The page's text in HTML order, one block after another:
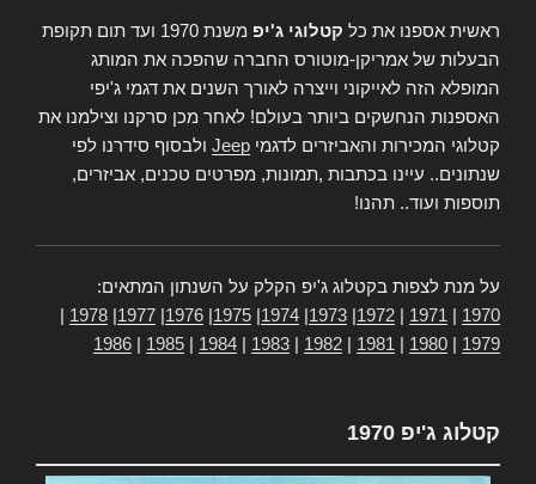
ראשית אספנו את כל קטלוגי ג'יפ
משנת 1970 ועד תום תקופת
הבעלות של אמריקן-מוטורס החברה שהפכה את המותג
המופלא הזה לאייקוני וייצרה לאורך השנים את דגמי ג'יפי
האספנות הנחשקים ביותר בעולם! לאחר מכן סרקנו וצילמנו את
קטלוגי המכירות והאביזרים לדגמי Jeep ולבסוף סידרנו לפי
שנתונים.. עיינו בכתבות ,תמונות, מפרטים טכנים, אביזרים,
תוספות ועוד.. תהנו!
על מנת לצפות בקטלוג ג'יפ הקלק על השנתון המתאים:
1970
1971
1972
1973
1974
1975
1976
1977
1978
1979
1980
1981
1982
1983
1984
1985
1986
קטלוג ג'יפ 1970